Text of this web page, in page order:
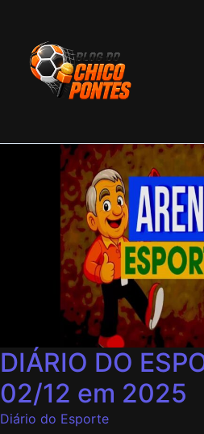
DIÁRIO DO
02/12 em 2025
Diário do Esporte